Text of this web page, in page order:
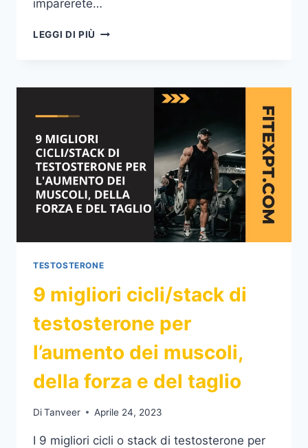
imparerete…
LEGGI DI PIÙ
RISORSE
DEL
TESTOSTERONE
CHE
OGNI
UOMO
DOVREBBE
POSSEDERE
TESTOSTERONE
9 migliori cicli/stack di
testosterone per
l’aumento dei muscoli,
della forza e del taglio
DiTanveer Aprile 24, 2023
I 9 migliori cicli o stack di testosterone per